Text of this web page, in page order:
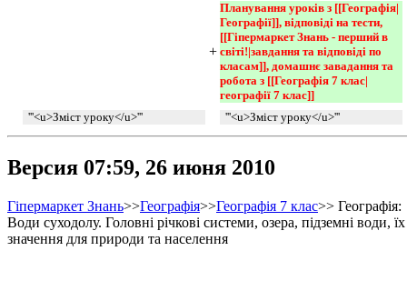
+
Планування уроків з [[Географія|
Географії]], відповіді на тести,
[[Гіпермаркет Знань - перший в
світі!|завдання та відповіді по
класам]], домашнє завадання та
робота з [[Географія 7 клас|
географії 7 клас]]
'''<u>Зміст уроку</u>'''
'''<u>Зміст уроку</u>'''
Версия 07:59, 26 июня 2010
Гіпермаркет Знань>>Географія>>Географія 7 клас>> Географія:
Води суходолу. Головні річкові системи, озера, підземні води, їх
значення для природи та населення